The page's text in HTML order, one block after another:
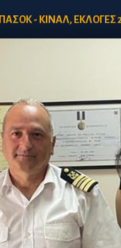
ΠΑΣΟΚ - ΚΙΝΑΛ, ΕΚΛΟΓΕΣ